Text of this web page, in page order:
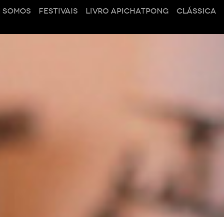
SOMOS FESTIVAIS LIVRO APICHATPONG CLÁSSICA